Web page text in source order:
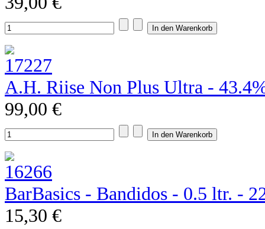
A.H. Riise Non Plus Ultra -
99,00 €
BarBasics - Bandidos - 0.5 ltr. -
15,30 €